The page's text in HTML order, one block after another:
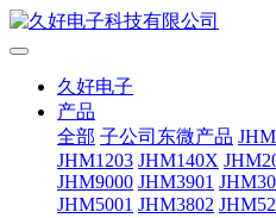
久好电子
产品
全部 子公司东微产品
JHM1203 JHM140X
JHM9000 JHM3901
JHM5001 JHM3802